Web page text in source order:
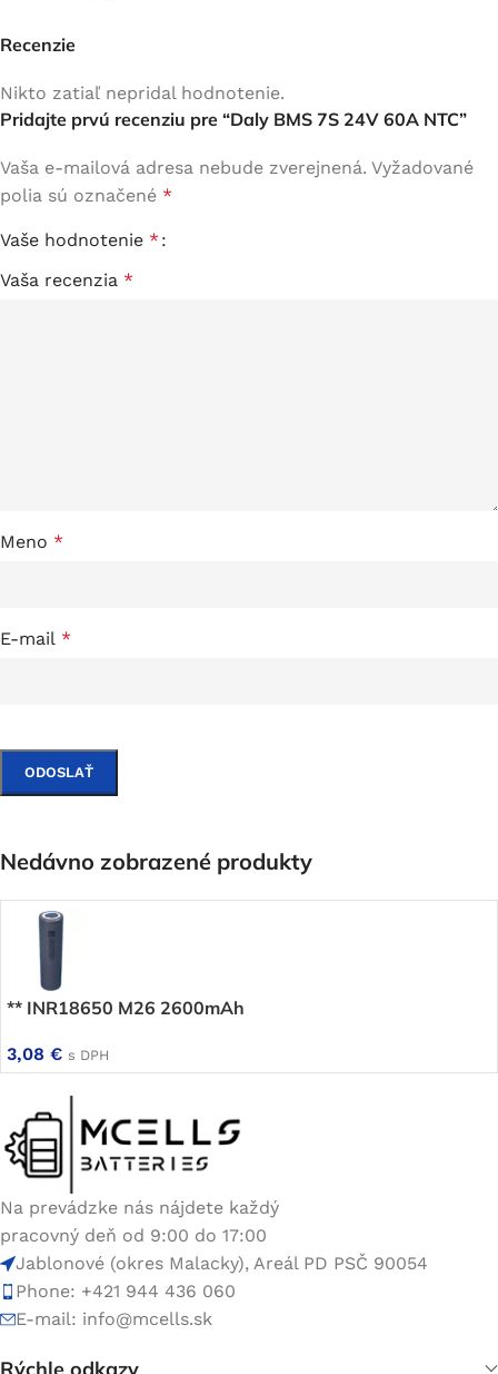
Recenzie
Nikto zatiaľ nepridal hodnotenie.
Pridajte prvú recenziu pre “Daly BMS 7S 24V 60A NTC”
Vaša e-mailová adresa nebude zverejnená. Vyžadované
polia sú označené *
Vaše hodnotenie *
Vaša recenzia *
Meno *
E-mail *
Nedávno zobrazené produkty
** INR18650 M26 2600mAh
3,08 € s DPH
Na prevádzke nás nájdete každý
pracovný deň od 9:00 do 17:00
Jablonové (okres Malacky), Areál PD PSČ 90054
Phone: +421 944 436 060
E-mail: info@mcells.sk
Rýchle odkazy